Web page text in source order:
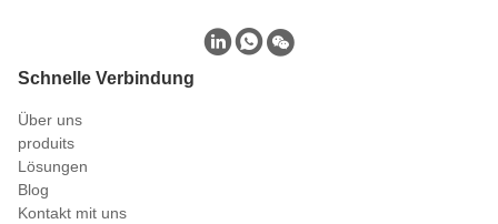
Schnelle Verbindung
Über uns
produits
Lösungen
Blog
Kontakt mit uns